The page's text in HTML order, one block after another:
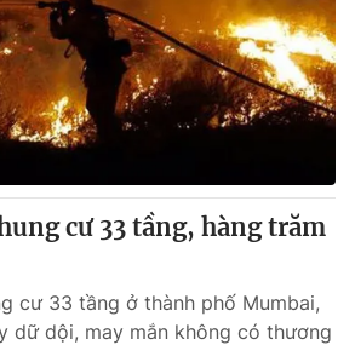
cư 33 tầng, hàng trăm
cư 33 tầng ở thành phố Mumbai,
dữ dội, may mắn không có thương